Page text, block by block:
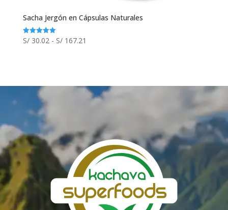
Sacha Jergón en Cápsulas Naturales
Valorado
con
S/30.02 - S/167.21
S/ 30.02
hasta